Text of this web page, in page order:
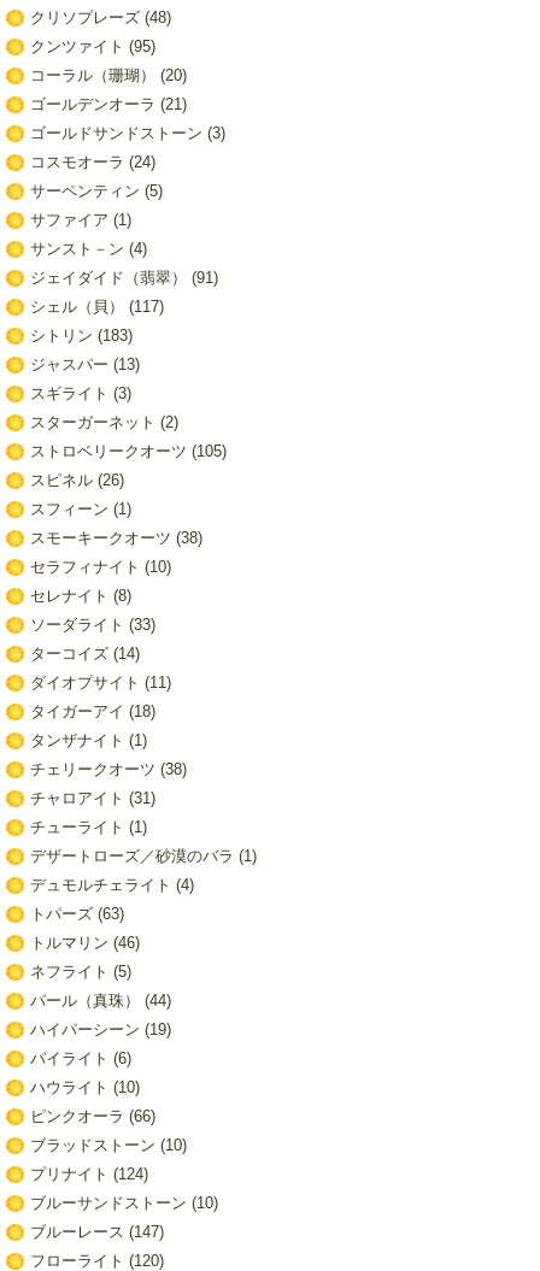
クリソプレーズ(48)
クンツァイト (95)
コーラル（珊瑚）
(20)
ゴールデンオーラ (21)
ゴールドサンドストーン (3)
コスモオーラ (24)
サーペンティン (5)
サファイア (1)
サンスト－ン (4)
ジェイダイド（翡翠）
(91)
シェル（貝）
(117)
シトリン (183)
ジャスパー (13)
スギライト (3)
スターガーネット (2)
ストロベリークオーツ (105)
スピネル(26)
スフィーン (1)
スモーキークオーツ (38)
セラフィナイト (10)
セレナイト (8)
ソーダライト (33)
ターコイズ(14)
ダイオプサイト (11)
タイガーアイ (18)
タンザナイト (1)
チェリークオーツ (38)
チャロアイト (31)
チューライト (1)
デザートローズ／砂漠のバラ (1)
デュモルチェライト (4)
トパーズ(63)
トルマリン (46)
ネフライト (5)
パール（真珠）
(44)
ハイパーシーン (19)
パイライト (6)
ハウライト (10)
ピンクオーラ (66)
ブラッドストーン (10)
プリナイト (124)
ブルーサンドストーン (10)
ブルーレース (147)
フローライト (120)